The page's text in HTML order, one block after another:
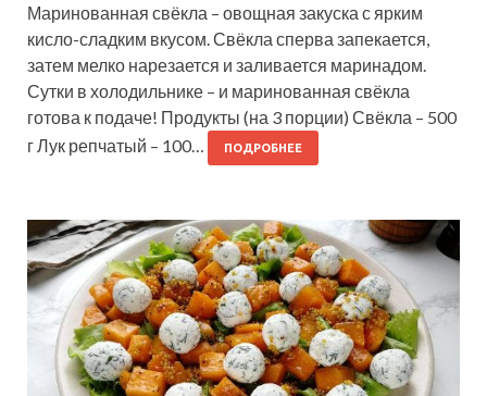
Маринованная свёкла – овощная закуска с ярким
кисло-сладким вкусом. Свёкла сперва запекается,
затем мелко нарезается и заливается маринадом.
Сутки в холодильнике – и маринованная свёкла
готова к подаче! Продукты (на 3 порции) Свёкла – 500
г Лук репчатый – 100…
ПОДРОБНЕЕ